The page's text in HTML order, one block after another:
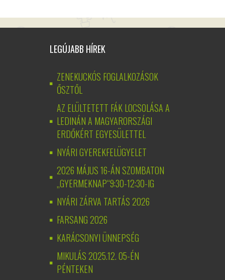
LEGÚJABB HÍREK
ZENEKUCKÓS FOGLALKOZÁSOK
ŐSZTŐL
AZ ELÜLTETETT FÁK LOCSOLÁSA A
LEDINÁN A MAGYARORSZÁGI
ERDŐKÉRT EGYESÜLETTEL
NYÁRI GYEREKFELÜGYELET
2026 MÁJUS 16-ÁN SZOMBATON
„GYERMEKNAP“9:30-12:30-IG
NYÁRI ZÁRVA TARTÁS 2026
FARSANG 2026
KARÁCSONYI ÜNNEPSÉG
MIKULÁS 2025.12. 05-ÉN
PÉNTEKEN